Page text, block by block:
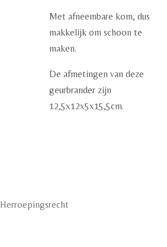
Met afneembare kom, dus
makkelijk om schoon te
maken.
De afmetingen van deze
geurbrander zijn
12,5x12x5x15,5cm.
Herroepingsrecht